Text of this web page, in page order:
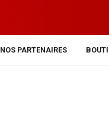
NOS PARTENAIRES